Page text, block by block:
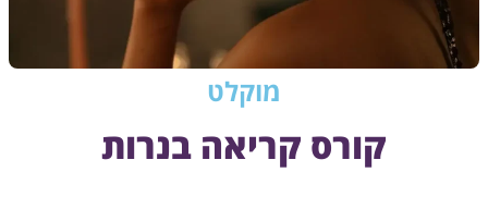
מוקלט
קורס קריאה בנרות